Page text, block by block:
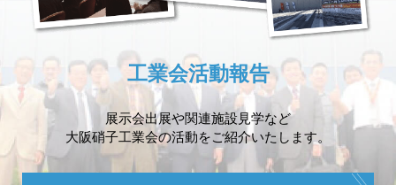
工業会活動報告
展示会出展や関連施設見学など
大阪硝子工業会の活動をご紹介いたします。